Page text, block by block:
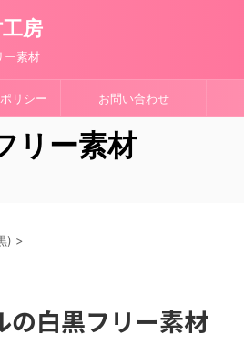
房
ー素材
リシー お問い合わせ
リー素材
) >
の白黒フリー素材